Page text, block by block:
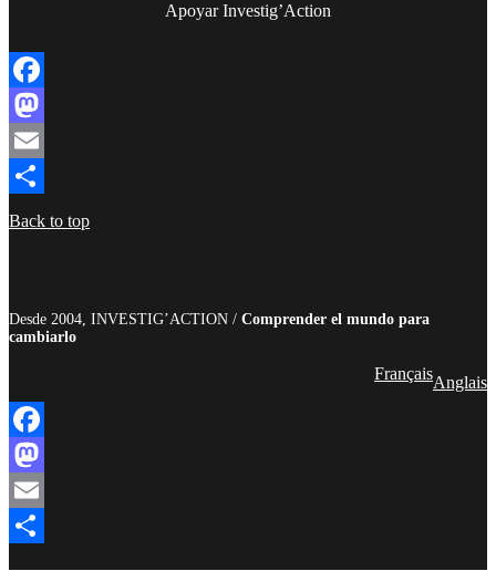
Apoyar Investig’Action
Facebook
Mastodon
Email
Compartir
Back to top
Desde 2004, INVESTIG’ACTION / Comprender el mundo para
cambiarlo
FrançaisAnglais
Facebook
Mastodon
Email